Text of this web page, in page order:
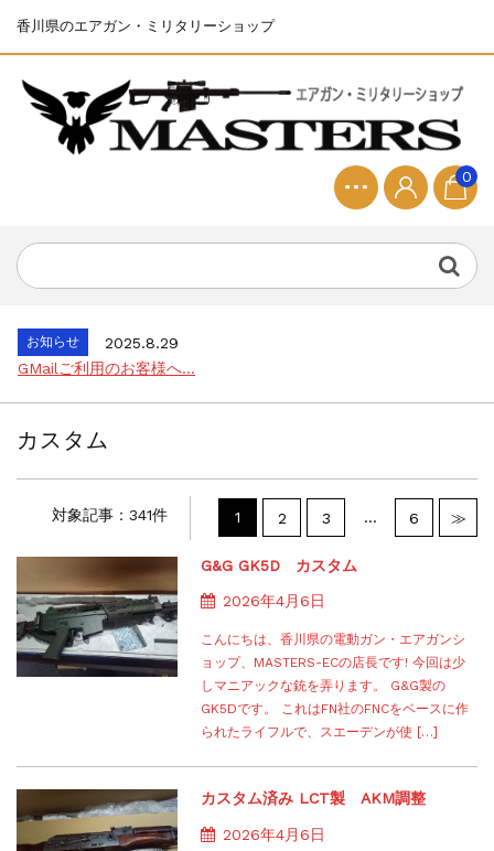
香川県のエアガン・ミリタリーショップ
0
お知らせ
2025.8.28
ちょっと面白い電動416修理...
発送について...
お知らせ
2025.8.29
お知らせ
2025.8.28
ちょっと面白い電動416修理...
お知らせ
2025.11.27
GMailご利用のお客様へ...
2025.8.28
ちょっと面白い電動416修理...
カスタム
1 2 3 … 6 ≫
対象記事：341件
G&G GK5D カスタム
2026年4月6日
こんにちは、香川県の電動ガン・エアガンシ
ョップ、MASTERS-ECの店長です! 今回は少
しマニアックな銃を弄ります。 G&G製の
GK5Dです。 これはFN社のFNCをベースに作
られたライフルで、スエーデンが使 […]
カスタム済み LCT製 AKM調整
2026年4月6日